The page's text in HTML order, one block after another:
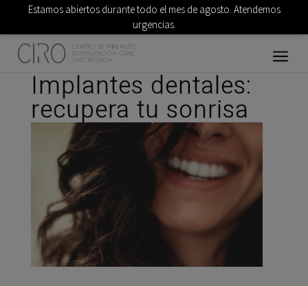
Implantes dentales:
recupera tu sonrisa
Estamos abiertos durante todo el mes de agosto. Atendemos
urgencias.